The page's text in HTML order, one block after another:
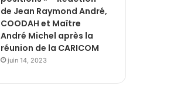
de Jean Raymond André,
COODAH et Maître
André Michel après la
réunion de la CARICOM
juin 14, 2023